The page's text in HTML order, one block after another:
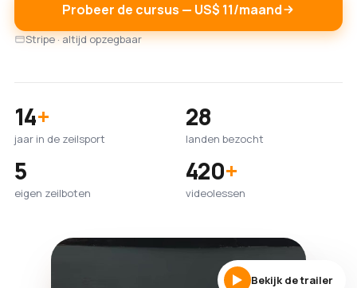
Probeer de cursus — US$ 11/maand
Stripe · altijd opzegbaar
14+
jaar in de zeilsport
28
landen bezocht
5
eigen zeilboten
420+
videolessen
Bekijk de trailer